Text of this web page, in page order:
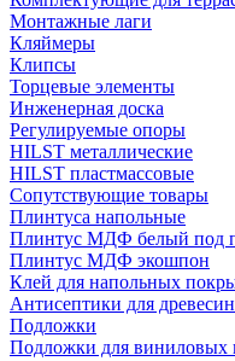
Монтажные лаги
Кляймеры
Клипсы
Торцевые элементы
Инженерная доска
Регулируемые опоры
HILST металлические
HILST пластмассовые
Сопутствующие товары
Плинтуса напольные
Плинтус МДФ белый под
Плинтус МДФ экошпон
Клей для напольных
Антисептики для
Подложки
Подложки для виниловых